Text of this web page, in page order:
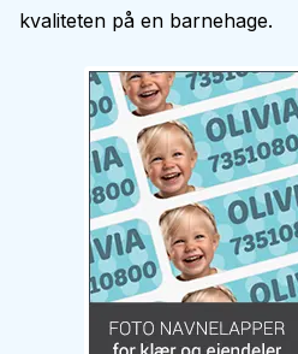
kvaliteten på en barnehage.